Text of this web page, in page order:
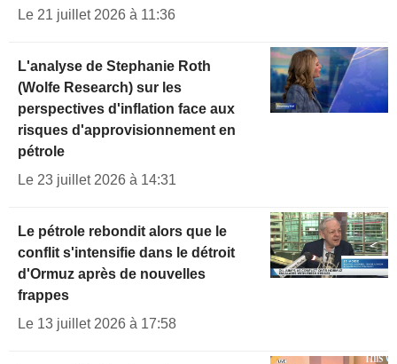
Le 21 juillet 2026 à 11:36
L'analyse de Stephanie Roth
(Wolfe Research) sur les
perspectives d'inflation face aux
risques d'approvisionnement en
pétrole
Le 23 juillet 2026 à 14:31
Le pétrole rebondit alors que le
conflit s'intensifie dans le détroit
d'Ormuz après de nouvelles
frappes
Le 13 juillet 2026 à 17:58